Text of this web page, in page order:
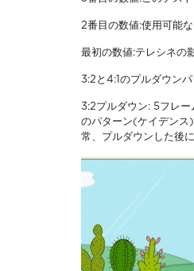
2番目の数値:使用可能
最初の数値:テレシネの
3:2と4:1のプルダウン
3:2プルダウン: 5フレー
のパターン(ケイデンス
常、プルダウンした後